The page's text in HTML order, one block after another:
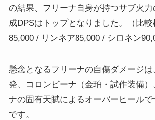
の結果、フリーナ自身が持つサブ火
成DPSはトップとなりました。（比
85,000 / リンネア85,000 / シロネン
懸念となるフリーナの自傷ダメージ
発、コロンビーナ（金珀・試作装備
ナの固有天賦によるオーバーヒール
です。